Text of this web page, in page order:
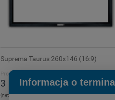
Suprema Taurus 260x146 (16:9)
Producent:
3 091,20 zł
(netto:2 513,17 zł)
Informacja o